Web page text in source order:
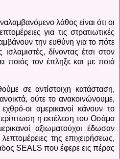
λάθος είναι ότι οι
για τις στρατιωτικές
την ευθύνη για το πότε
δίνοντας έτσι στον
ποιός τον έπληξε και με ποιά
σε αντίστοιχη κατάσταση,
ούτε το ανακοινώνουμε,
οι αμερικανοί κάνουν το
η εκτέλεση του Οσάμα
αξιωματούχοι έδωσαν
της επιχειρήσεως,
SEALS που έφερε εις πέρας